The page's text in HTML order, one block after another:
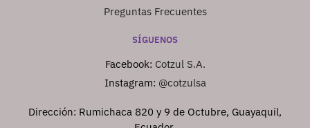
Preguntas Frecuentes
SÍGUENOS
Facebook: Cotzul S.A.
Instagram: @cotzulsa
Dirección: Rumichaca 820 y 9 de Octubre, Guayaquil,